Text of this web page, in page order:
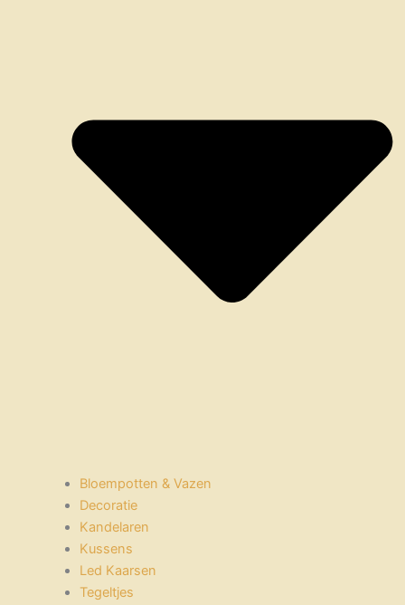
Bloempotten & Vazen
Decoratie
Kandelaren
Kussens
Led Kaarsen
Tegeltjes